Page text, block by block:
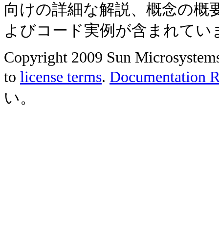
向けの詳細な解説、概念の概
よびコード実例が含まれてい
Copyright 2009 Sun
to license terms. Documentation
い。